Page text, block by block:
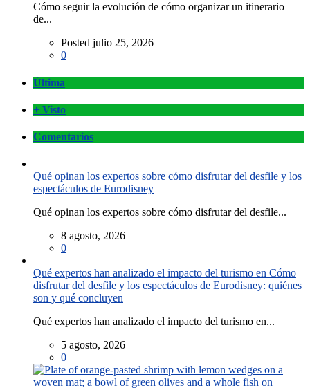
Cómo seguir la evolución de cómo organizar un itinerario
de...
Posted julio 25, 2026
0
Última
+ Visto
Comentarios
Qué opinan los expertos sobre cómo disfrutar del desfile y los
espectáculos de Eurodisney
Qué opinan los expertos sobre cómo disfrutar del desfile...
8 agosto, 2026
0
Qué expertos han analizado el impacto del turismo en Cómo
disfrutar del desfile y los espectáculos de Eurodisney: quiénes
son y qué concluyen
Qué expertos han analizado el impacto del turismo en...
5 agosto, 2026
0